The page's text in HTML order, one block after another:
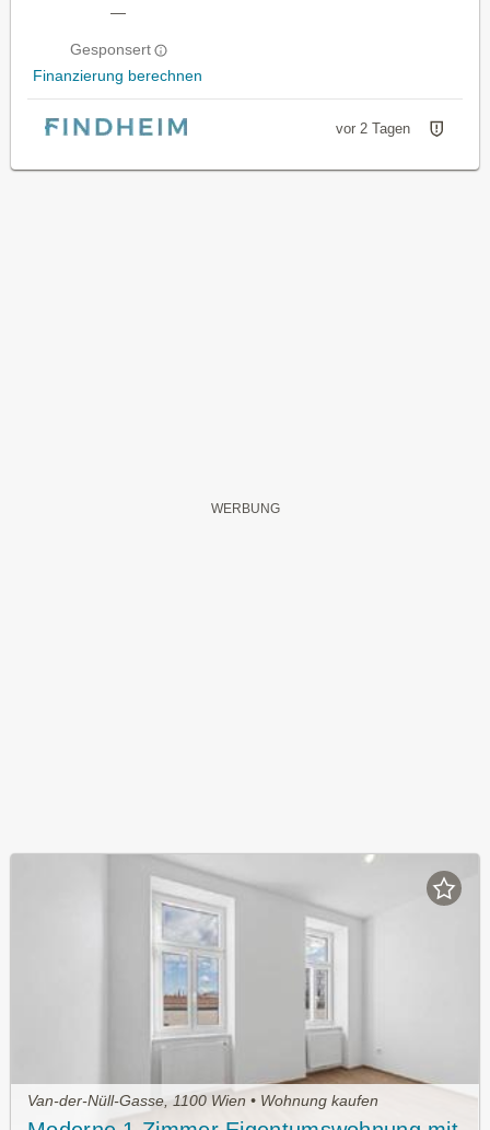
—
Gesponsert
Finanzierung berechnen
vor 2 Tagen
Van-der-Nüll-Gasse, 1100 Wien • Wohnung kaufen